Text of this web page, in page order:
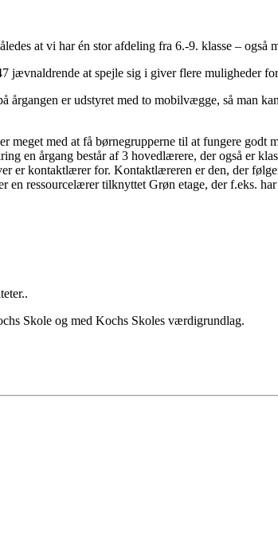
at vi har én stor afdeling fra 6.-9. klasse – også
jævnaldrende at spejle sig i giver flere muligheder
årgangen er udstyret med to mobilvægge, så man
med at få børnegrupperne til at fungere godt
en årgang består af 3 hovedlærere, der også er
er kontaktlærer for. Kontaktlæreren er den, der
en ressourcelærer tilknyttet Grøn etage, der f.eks.
Skole og med Kochs Skoles værdigrundlag.